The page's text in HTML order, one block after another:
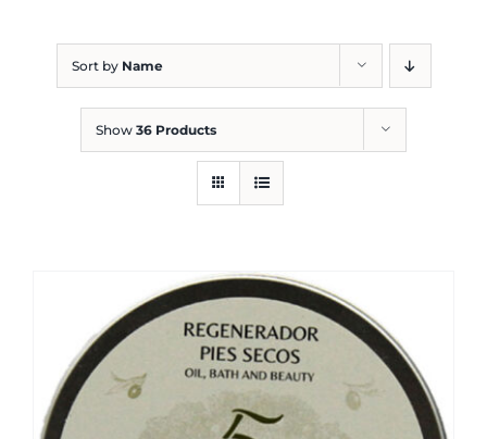
Sort by Name
Show 36 Products